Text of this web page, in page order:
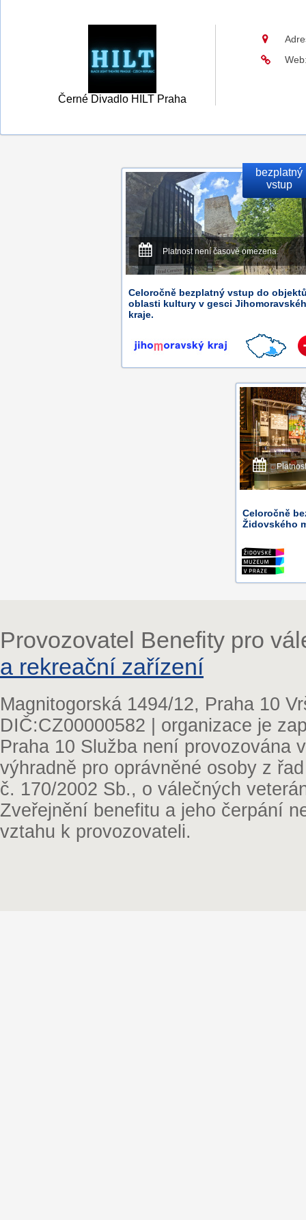
Černé Divadlo HILT Praha
bezplatný
vstup
Platnost není časově omezena.
Celoročně bezplatný vstup do
oblasti kultury v gesci
kraje.
Celoročně
Židovského
Provozovatel Benefity pro
a rekreační zařízení
Magnitogorská 1494/12, Praha 10
DIČ:CZ00000582 | organizace je
Praha 10 Služba není provozována
výhradně pro oprávněné osoby z
č. 170/2002 Sb., o válečných
Zveřejnění benefitu a jeho čerpání
vztahu k provozovateli.